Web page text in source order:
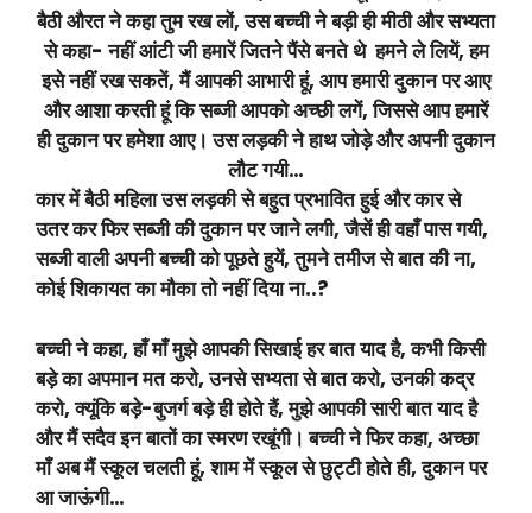
बैठी औरत ने कहा तुम रख लों, उस बच्ची ने बड़ी ही मीठी और सभ्यता
से कहा- नहीं आंटी जी हमारें जितने पैंसे बनते थे हमने ले लियें, हम
इसे नहीं रख सकतें, मैं आपकी आभारी हूं, आप हमारी दुकान पर आए
और आशा करती हूं कि सब्जी आपको अच्छी लगें, जिससे आप हमारें
ही दुकान पर हमेशा आए। उस लड़की ने हाथ जोड़े और अपनी दुकान
लौट गयी…
कार में बैठी महिला उस लड़की से बहुत प्रभावित हुई और कार से
उतर कर फिर सब्जी की दुकान पर जाने लगी, जैसें ही वहाँ पास गयी,
सब्जी वाली अपनी बच्ची को पूछते हुयें, तुमने तमीज से बात की ना,
कोई शिकायत का मौका तो नहीं दिया ना..?
बच्ची ने कहा, हाँ माँ मुझे आपकी सिखाई हर बात याद है, कभी किसी
बड़े का अपमान मत करो, उनसे सभ्यता से बात करो, उनकी कद्र
करो, क्यूंकि बड़े-बुजर्ग बड़े ही होते हैं, मुझे आपकी सारी बात याद है
और मैं सदैव इन बातों का स्मरण रखूंगी। बच्ची ने फिर कहा, अच्छा
माँ अब मैं स्कूल चलती हूं, शाम में स्कूल से छुट्टी होते ही, दुकान पर
आ जाऊंगी…